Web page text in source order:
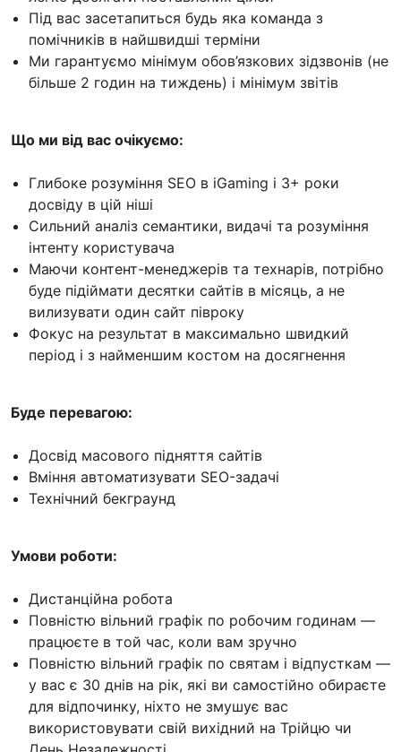
Під вас засетапиться будь яка команда з
помічників в найшвидші терміни
Ми гарантуємо мінімум обов’язкових зідзвонів (не
більше 2 годин на тиждень) і мінімум звітів
Що ми від вас очікуємо:
Глибоке розуміння SEO в iGaming і 3+ роки
досвіду в цій ніші
Сильний аналіз семантики, видачі та розуміння
інтенту користувача
Маючи контент-менеджерів та технарів, потрібно
буде підіймати десятки сайтів в місяць, а не
вилизувати один сайт півроку
Фокус на результат в максимально швидкий
період і з найменшим костом на досягнення
Буде перевагою:
Досвід масового підняття сайтів
Вміння автоматизувати SEO-задачі
Технічний бекграунд
Умови роботи:
Дистанційна робота
Повністю вільний графік по робочим годинам —
працюєте в той час, коли вам зручно
Повністю вільний графік по святам і відпусткам —
у вас є 30 днів на рік, які ви самостійно обираєте
для відпочинку, ніхто не змушує вас
використовувати свій вихідний на Трійцю чи